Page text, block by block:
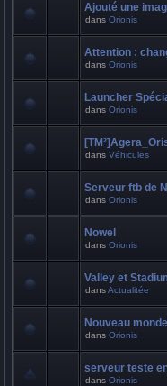
Ajouté une
dans Orionis
Attention :
dans Orionis
Launcher
dans Orionis
dans Véhicules
Serveur ftb de
dans Orionis
Nowel
dans Orionis
Valley et
dansActualitée
Nouveau
dans Orionis
serveur teste
dans Orionis